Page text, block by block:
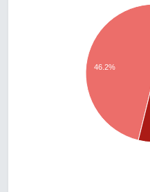
46.2%